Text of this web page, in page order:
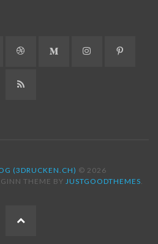
DribbbleMedium Instagram
RSS
(3DRUCKEN.CH) © 2026
THEME BY JUSTGOODTHEMES.